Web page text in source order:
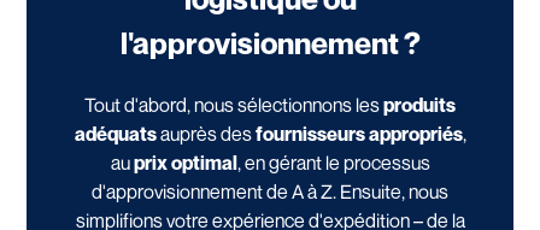
l'approvisionnement ?
Tout d'abord, nous sélectionnons lesproduits
adéquatsauprès desfournisseurs appropriés,
auprix optimal, en gérant le processus
d'approvisionnement de A à Z. Ensuite, nous
simplifions votre expérience d'expédition – de la